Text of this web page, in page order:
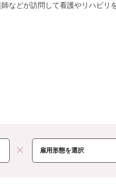
などが訪問して看護やリハビリ